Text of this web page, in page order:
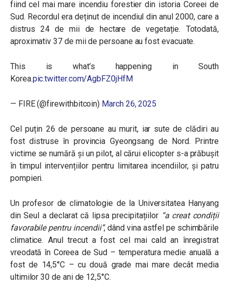
fiind cel mai mare incendiu forestier din istoria Coreei de
Sud. Recordul era deținut de incendiul din anul 2000, care a
distrus 24 de mii de hectare de vegetație. Totodată,
aproximativ 37 de mii de persoane au fost evacuate.
This is what’s happening in South
Korea.pic.twitter.com/AgbFZ0jHfM
— FIRE (@firewithbitcoin) March 26, 2025
Cel puțin 26 de persoane au murit, iar sute de clădiri au
fost distruse în provincia Gyeongsang de Nord. Printre
victime se numără și un pilot, al cărui elicopter s-a prăbușit
în timpul intervențiilor pentru limitarea incendiilor, și patru
pompieri.
Un profesor de climatologie de la Universitatea Hanyang
din Seul a declarat că lipsa precipitațiilor “a creat condiții
favorabile pentru incendii”, dând vina astfel pe schimbările
climatice. Anul trecut a fost cel mai cald an înregistrat
vreodată în Coreea de Sud – temperatura medie anuală a
fost de 14,5°C – cu două grade mai mare decât media
ultimilor 30 de ani de 12,5°C.